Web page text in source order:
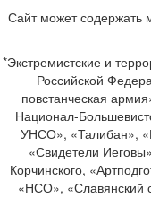
Сайт может содержать
*Экстремистские и
Российской
повстанческая
Национал-
УНСО», «Талибан»,
«Свидетели
Корчинского,
«НСО», «Славянский